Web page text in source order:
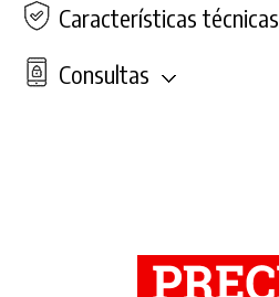
Características técnicas
Consultas